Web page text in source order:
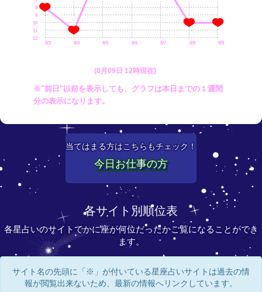
8/3 8/4 8/5 8/6 8/7 8/8 8/9
12
11
10
9
8
(8月09日 12時現在)
※"前日"以前を表示しても、グラフは本日までの１週間
分の表示になります。
当てはまる方はこちらもチェック！
今日お仕事の方
各サイト別順位表
各星占いのサイトでかに座が何位だったかご覧になることができ
ます。
サイト名の先頭に「※」が付いている星座占いサイトは過去の情
報が閲覧出来ないため、最新の情報へリンクしています。